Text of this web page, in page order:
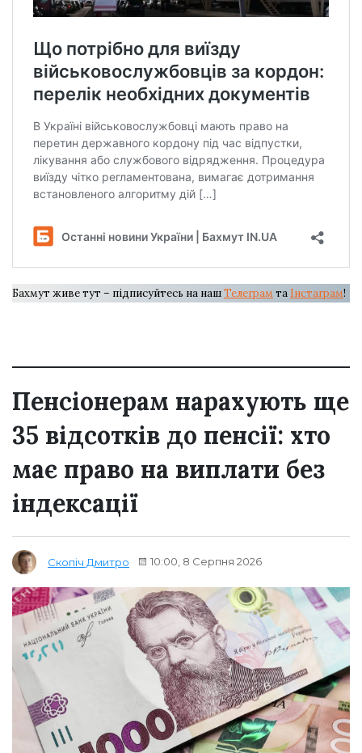
Бахмут живе тут – підписуйтесь на нашТелеграм та Інстаграм!
Пенсіонерам нарахують ще
35 відсотків до пенсії: хто
має право на виплати без
індексації
Скопіч Дмитро 10:00, 8 Серпня 2026